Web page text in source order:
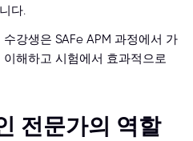
다.
강생은 SAFe APM 과정에서 가
해하고 시험에서 효과적으로
전문가의 역할